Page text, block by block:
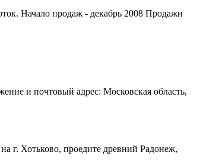
Начало продаж - декабрь 2008 Продажи
и почтовый адрес: Московская область,
г. Хотьково, проедите древний Радонеж,